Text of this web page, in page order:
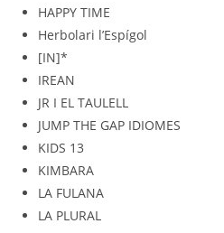
HAPPY TIME
Herbolari l’Espígol
[IN]*
IREAN
JR I EL TAULELL
JUMP THE GAP IDIOMES
KIDS 13
KIMBARA
LA FULANA
LA PLURAL